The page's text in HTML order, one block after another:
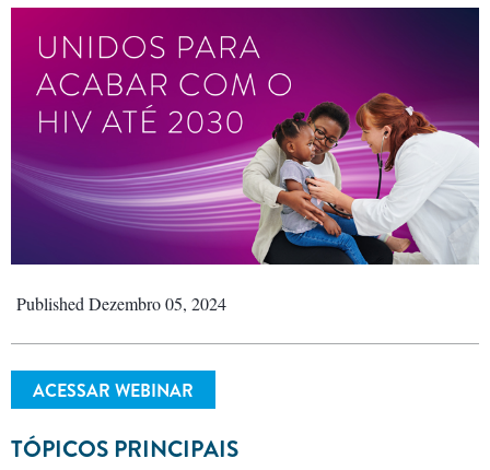
Published Dezembro 05, 2024
ACESSAR WEBINAR
TÓPICOS PRINCIPAIS